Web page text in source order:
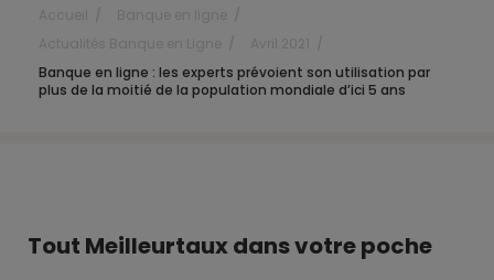
Banque en ligne : les experts prévoient son utilisation par
plus de la moitié de la population mondiale d’ici 5 ans
Tout Meilleurtaux dans votre poche